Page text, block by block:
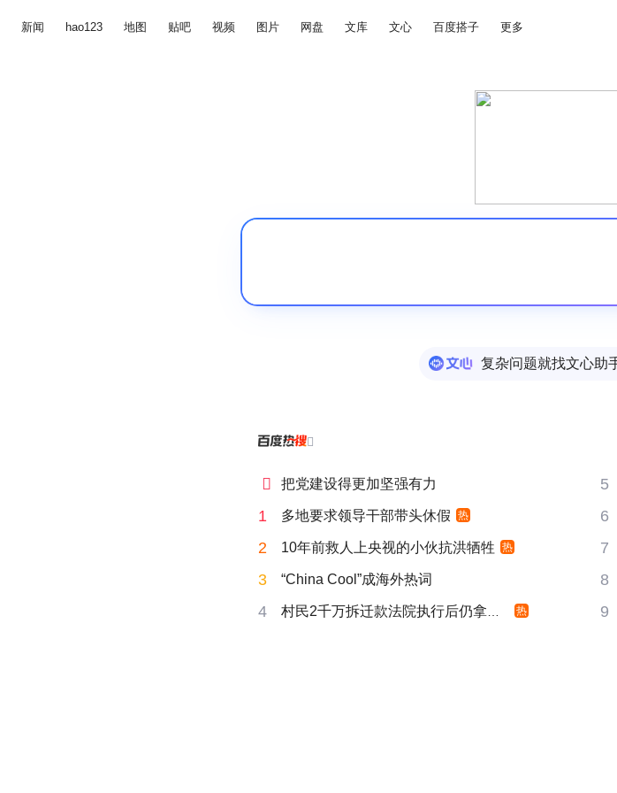
新闻 hao123 地图 贴吧 视频 图片 网盘 文库 文心 百度搭子 更多
复杂问题就找文心助

 把党建设得更加坚强有力 5
1 多地要求领导干部带头休假 热 6
2 10年前救人上央视的小伙抗洪牺牲 热 7
3 “China Cool”成海外热词 8
4 村民2千万拆迁款法院执行后仍拿不到 热 9